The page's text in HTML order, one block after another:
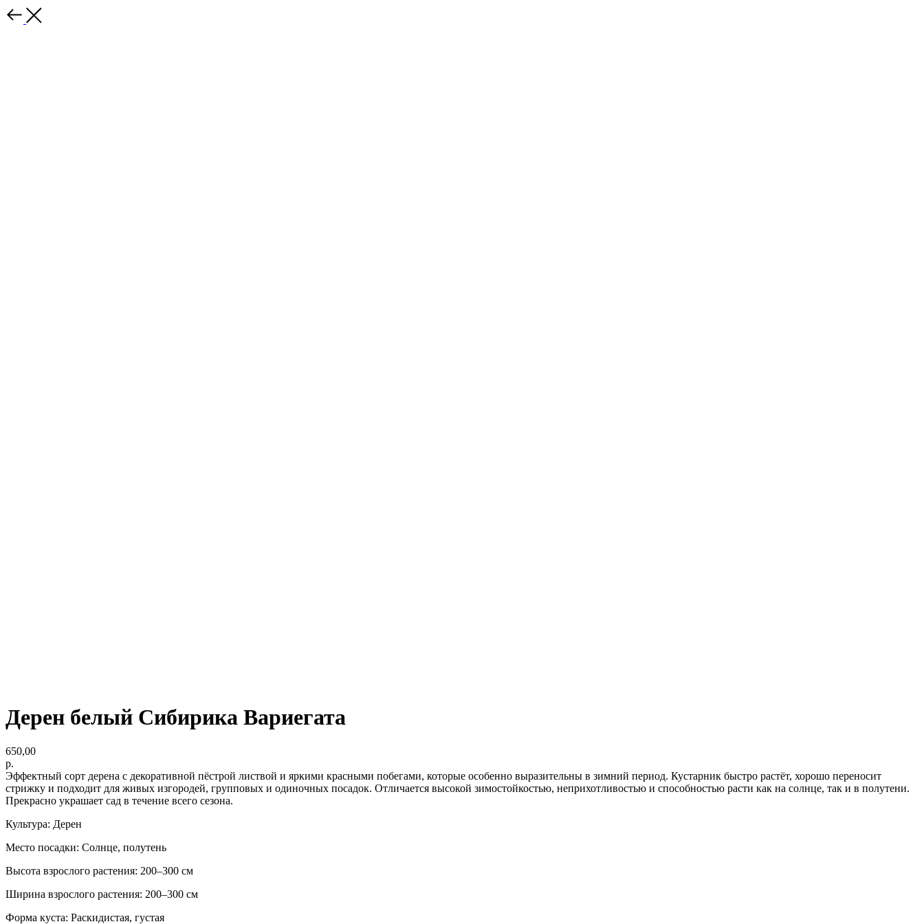
Дерен белый Сибирика Вариегата
650,00
р.
Эффектный сорт дерена с декоративной пёстрой листвой и яркими красными побегами, которые особенно выразительны в зимний период. Кустарник быстро растёт, хорошо переносит
стрижку и подходит для живых изгородей, групповых и одиночных посадок. Отличается высокой зимостойкостью, неприхотливостью и способностью расти как на солнце, так и в полутени.
Прекрасно украшает сад в течение всего сезона.
Культура: Дерен
Место посадки: Солнце, полутень
Высота взрослого растения: 200–300 см
Ширина взрослого растения: 200–300 см
Форма куста: Раскидистая, густая